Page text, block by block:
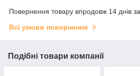
Повернення товару впродовж 14 днів
Всі умови повернення
Подібні товари компанії